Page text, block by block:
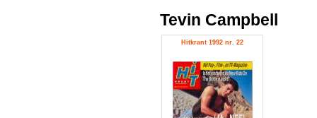
Tevin Campbell
Hitkrant 1992 nr. 22